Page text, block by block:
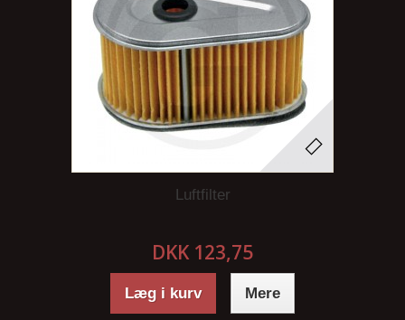
Luftfilter
DKK 123,75
Læg i kurv Mere